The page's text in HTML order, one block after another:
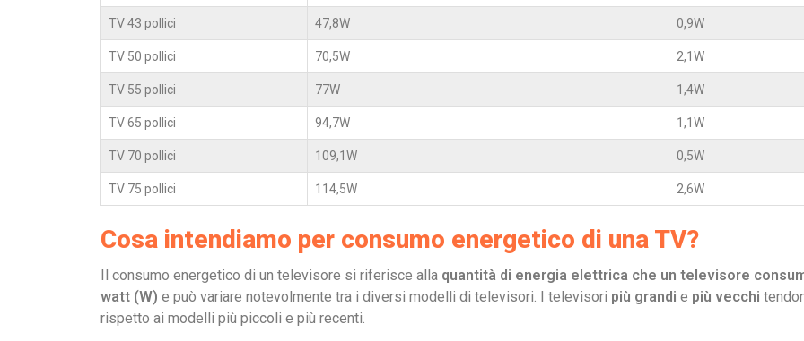
TV 43 pollici 47,8W 0,9W
TV 50 pollici 70,5W 2,1W
TV 55 pollici 77W 1,4W
TV 65 pollici 94,7W 1,1W
TV 70 pollici 109,1W 0,5W
TV 75 pollici 114,5W 2,6W
Cosa intendiamo per consumo energetico di una TV?
Il consumo energetico di un televisore si riferisce alla quantità di energia elettrica che un televisore
watt (W) e può variare notevolmente tra i diversi modelli di televisori. I televisori più grandi e più vecchi
rispetto ai modelli più piccoli e più recenti.